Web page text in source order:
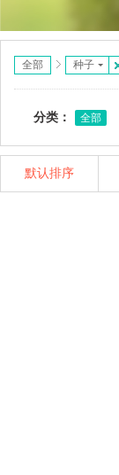
全部 种子
分类： 全部
默认排序